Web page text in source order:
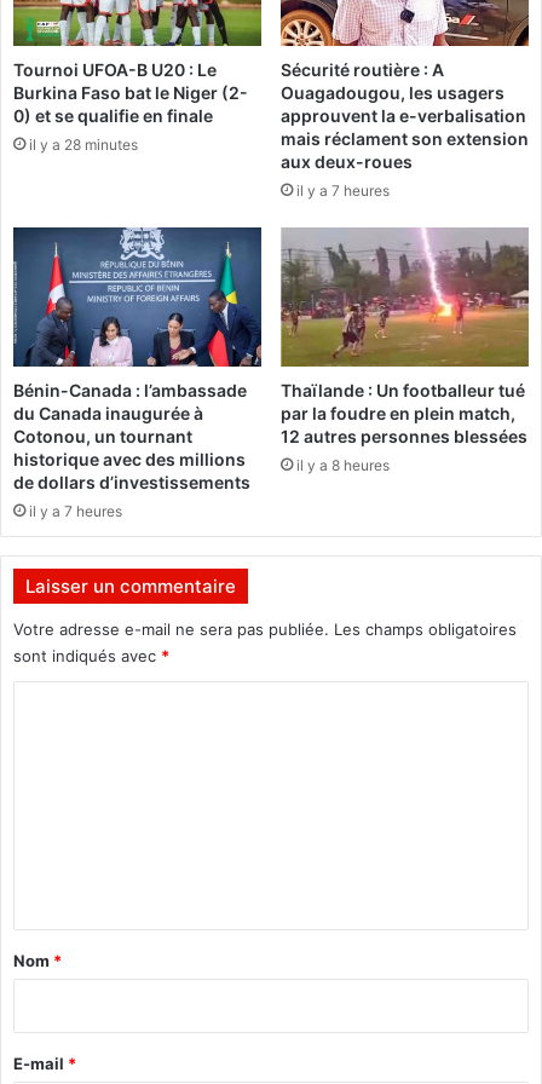
m
e
n
t
a
i
'
I
J
I
l
a
n
c
e
f
i
c
i
e
s
a
c
i
v
L
’
a
u
d
n
e
r
e
o
y
é
e
a
3
a
r
s
Tournoi UFOA-B U20 : Le
Burkina Faso bat le Niger (2-
0) et se qualifie en finale
il y a 28 minutes
Sécurité routière : A
Ouagadougou, les usagers
approuvent la e-verbalisation
mais réclament son extension
aux deux-roues
il y a 7 heures
Bénin-Canada : l’ambassade
du Canada inaugurée à
Cotonou, un tournant
historique avec des millions
de dollars d’investissements
il y a 7 heures
Thaïlande : Un footballeur tué
par la foudre en plein match,
12 autres personnes blessées
il y a 8 heures
Laisser un commentaire
Votre adresse e-mail ne sera pas publiée. Les champs obligatoires
sont indiqués avec *
a
e
Nom *
E-mail *